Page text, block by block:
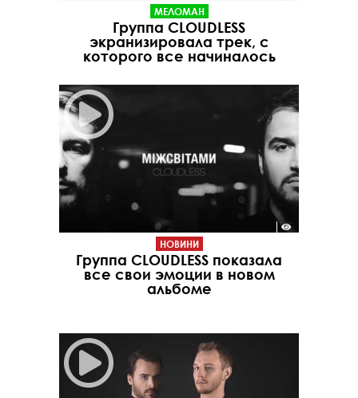
МЕЛОМАН
Группа CLOUDLESS
экранизировала трек, с
которого все начиналось
НОВИНИ
Группа CLOUDLESS показала
все свои эмоции в новом
альбоме